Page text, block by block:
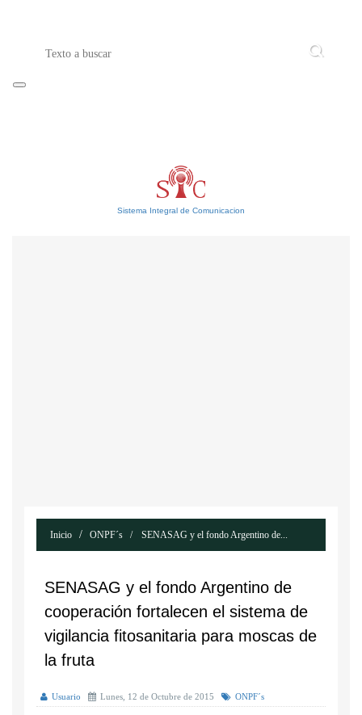
Sistema Integral de Comunicacion
Inicio ONPF´s SENASAG y el fondo Argentino de...
SENASAG y el fondo Argentino de
cooperación fortalecen el sistema de
vigilancia fitosanitaria para moscas de
la fruta
Usuario Lunes, 12 de Octubre de 2015 ONPF´s